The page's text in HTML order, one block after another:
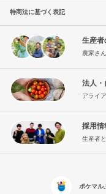
特商法に基づく表記
生産者
農家さ
法人・
アライ
採用情
生産者
ポケマル